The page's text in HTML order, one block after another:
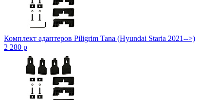
Комплект адаптеров Piligrim Tana (Hyundai Staria 2021-->)
2 280 p